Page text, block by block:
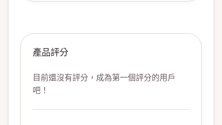
產品評分
目前還沒有評分，成為第一個評分的用戶
吧！